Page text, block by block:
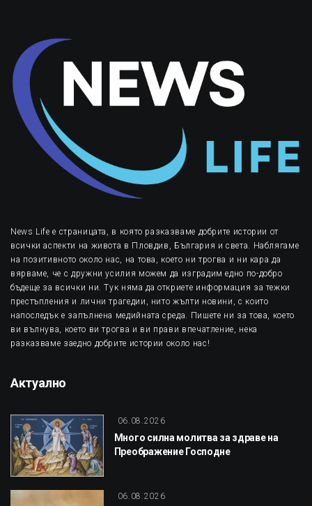
News Life е страницата, в която разказваме добрите истории от
всички аспекти на живота в Пловдив, България и света. Наблягаме
на позитивното около нас, на това, което ни трогва и ни кара да
вярваме, че с дружни усилия можем да изградим едно по-добро
бъдеще за всички ни. Тук няма да откриете информация за тежки
престъпления и лични трагедии, нито жълти новини, с които
напоследък е запълнена медийната среда. Пишете ни за това, което
ви вълнува, което ви трогва и ви прави впечатление, нека
разказваме заедно добрите истории около нас!
Актуално
06.08.2026
Много силна молитва за здраве на
Преображение Господне
06.08.2026